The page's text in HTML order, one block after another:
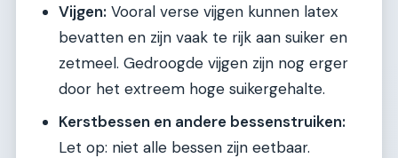
Vijgen: Vooral verse vijgen kunnen latex
bevatten en zijn vaak te rijk aan suiker en
zetmeel. Gedroogde vijgen zijn nog erger
door het extreem hoge suikergehalte.
Kerstbessen en andere bessenstruiken:
Let op: niet alle bessen zijn eetbaar.